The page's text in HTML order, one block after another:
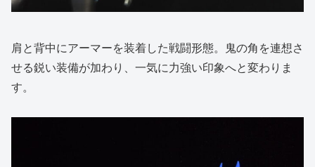
肩と背中にアーマーを装着した戦闘形態。鬼の角を連想さ
せる鋭い装備が加わり、一気に力強い印象へと変わりま
す。